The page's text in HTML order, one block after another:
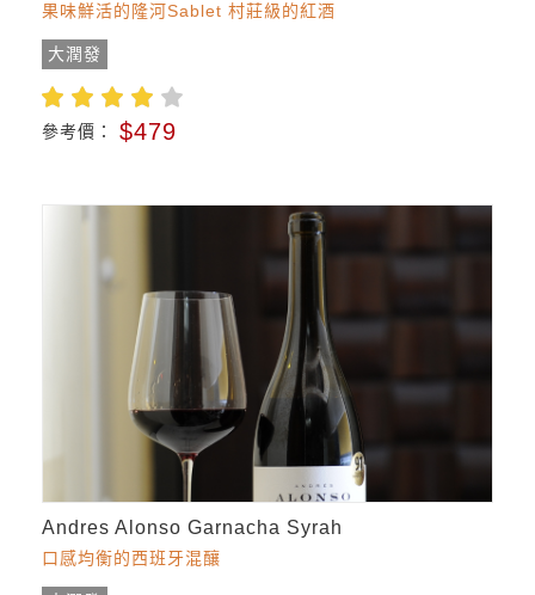
果味鮮活的隆河Sablet 村莊級的紅酒
大潤發
參考價： $479
Andres Alonso Garnacha Syrah
口感均衡的西班牙混釀